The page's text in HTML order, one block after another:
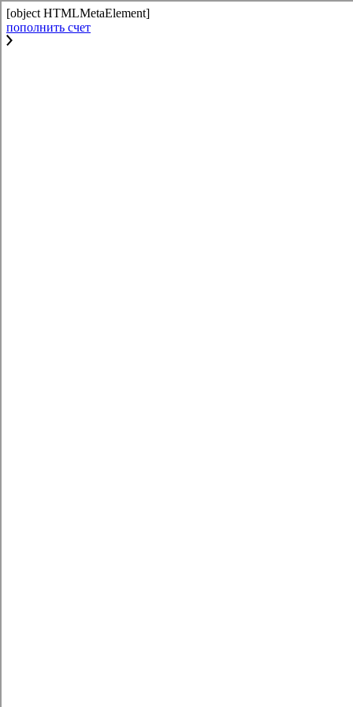
[object HTMLMetaElement]
пополнить счет